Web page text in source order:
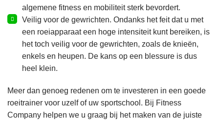
algemene fitness en mobiliteit sterk bevordert.
Veilig voor de gewrichten. Ondanks het feit dat u met
een roeiapparaat een hoge intensiteit kunt bereiken, is
het toch veilig voor de gewrichten, zoals de knieën,
enkels en heupen. De kans op een blessure is dus
heel klein.
Meer dan genoeg redenen om te investeren in een goede
roeitrainer voor uzelf of uw sportschool. Bij Fitness
Company helpen we u graag bij het maken van de juiste